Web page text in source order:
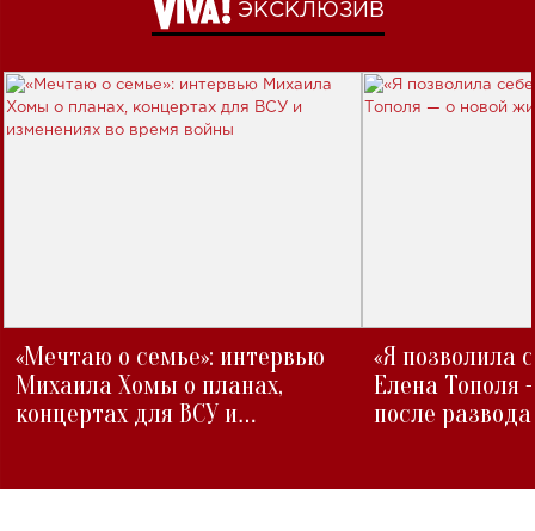
ЭКСКЛЮЗИВ
«Мечтаю о семье»: интервью
Михаила Хомы о планах,
концертах для ВСУ и
«Я позволила
Елена Тополя
после развода